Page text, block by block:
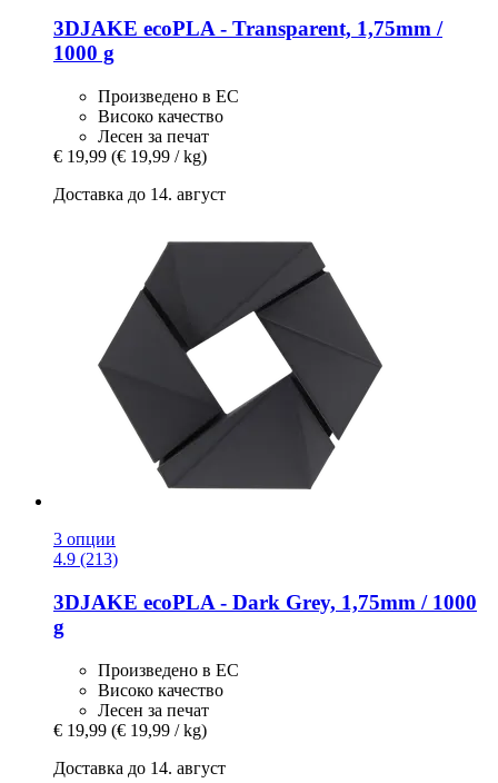
3DJAKE ecoPLA -​ Transparent, 1,75mm /
1000 g
Произведено в ЕС
Високо качество
Лесен за печат
€ 19,99 (€ 19,99 / kg)
Доставка до 14. август
3 опции
4.9 (213)
3DJAKE ecoPLA -​ Dark Grey, 1,75mm / 1000
g
Произведено в ЕС
Високо качество
Лесен за печат
€ 19,99 (€ 19,99 / kg)
Доставка до 14. август